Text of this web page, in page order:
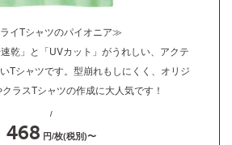
イTシャツのパイオニア≫
乾」と「UVカット」がうれしい、アクテ
Tシャツです。型崩れもしにくく、オリジ
ラスTシャツの作成に大人気です！
/
468 円/枚(税別)〜